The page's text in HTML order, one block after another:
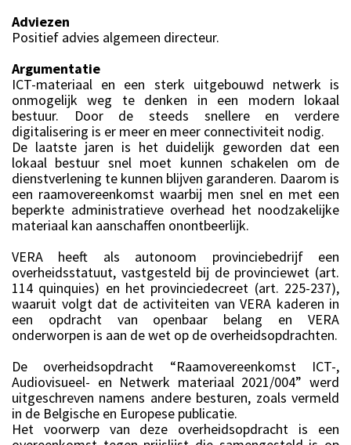
Adviezen
Positief advies algemeen directeur.
Argumentatie
ICT-materiaal en een sterk uitgebouwd netwerk is
onmogelijk weg te denken in een modern lokaal
bestuur. Door de steeds snellere en verdere
digitalisering is er meer en meer connectiviteit nodig.
De laatste jaren is het duidelijk geworden dat een
lokaal bestuur snel moet kunnen schakelen om de
dienstverlening te kunnen blijven garanderen. Daarom is
een raamovereenkomst waarbij men snel en met een
beperkte administratieve overhead het noodzakelijke
materiaal kan aanschaffen onontbeerlijk.
VERA heeft als autonoom provinciebedrijf een
overheidsstatuut, vastgesteld bij de provinciewet (art.
114 quinquies) en het provinciedecreet (art. 225-237),
waaruit volgt dat de activiteiten van VERA kaderen in
een opdracht van openbaar belang en VERA
onderworpen is aan de wet op de overheidsopdrachten.
De overheidsopdracht “Raamovereenkomst ICT-,
Audiovisueel- en Netwerk materiaal 2021/004” werd
uitgeschreven namens andere besturen, zoals vermeld
in de Belgische en Europese publicatie.
Het voorwerp van deze overheidsopdracht is een